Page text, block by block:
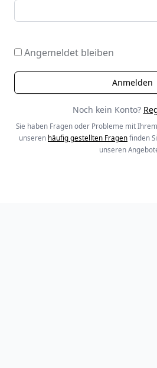
Angemeldet bleiben
Noch kein Konto?
Sie haben Fragen oder Probleme mit
unseren häufig gestellten Fragen finden
unseren